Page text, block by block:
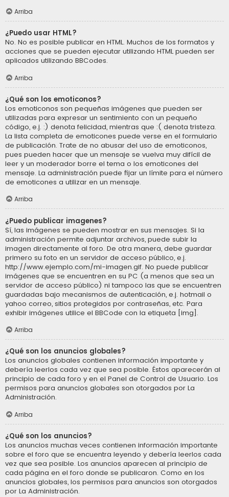
Arriba
¿Puedo usar HTML?
No. No es posible publicar en HTML. Muchos de los formatos y
acciones que se pueden ejecutar utilizando HTML pueden ser
aplicados utilizando BBCodes.
Arriba
¿Qué son los emoticonos?
Los emoticonos son pequeñas imágenes que pueden ser
utilizadas para expresar un sentimiento con un pequeño
código, e.j. :) denota felicidad, mientras que :( denota tristeza.
La lista completa de emoticones puede verse en el formulario
de publicación. Trate de no abusar del uso de emoticonos,
pues pueden hacer que un mensaje se vuelva muy difícil de
leer y un moderador borre el tema o los emoticones del
mensaje. La administración puede fijar un límite para el número
de emoticones a utilizar en un mensaje.
Arriba
¿Puedo publicar imagenes?
Sí, las imágenes se pueden mostrar en sus mensajes. Si la
administración permite adjuntar archivos, puede subir la
imagen directamente al foro. De otra manera, debe guardar
primero su foto en un servidor de acceso público, e.j.
http://www.ejemplo.com/mi-imagen.gif. No puede publicar
imágenes que se encuentren en su PC (a menos que sea un
servidor de acceso público) ni tampoco las que se encuentren
guardadas bajo mecanismos de autenticación, e.j. hotmail o
yahoo correo, sitios protegidos por contraseñas, etc. Para
exhibir imágenes utilice el BBCode con la etiqueta [img].
Arriba
¿Qué son los anuncios globales?
Los anuncios globales contienen información importante y
debería leerlos cada vez que sea posible. Éstos aparecerán al
principio de cada foro y en el Panel de Control de Usuario. Los
permisos para anuncios globales son otorgados por La
Administración.
Arriba
¿Qué son los anuncios?
Los anuncios muchas veces contienen información importante
sobre el foro que se encuentra leyendo y debería leerlos cada
vez que sea posible. Los anuncios aparecen al principio de
cada página en el foro donde se publicaron. Como en los
anuncios globales, los permisos para anuncios son otorgados
por La Administración.